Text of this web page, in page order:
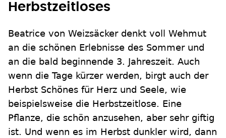
Herbstzeitloses
Beatrice von Weizsäcker denkt voll Wehmut
an die schönen Erlebnisse des Sommer und
an die bald beginnende 3. Jahreszeit. Auch
wenn die Tage kürzer werden, birgt auch der
Herbst Schönes für Herz und Seele, wie
beispielsweise die Herbstzeitlose. Eine
Pflanze, die schön anzusehen, aber sehr giftig
ist. Und wenn es im Herbst dunkler wird, dann